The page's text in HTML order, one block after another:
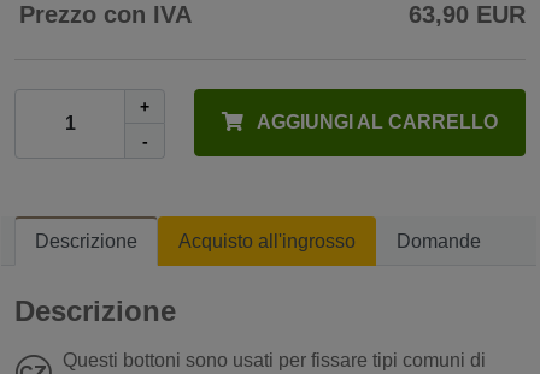
Prezzo con IVA 63,90 EUR
+
-
AGGIUNGI AL CARRELLO
Descrizione Acquisto all'ingrosso Domande
Descrizione
Questi bottoni sono usati per fissare tipi comuni di